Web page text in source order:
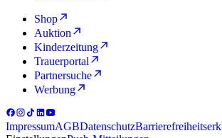
Shop
Auktion
Kinderzeitung
Trauerportal
Partnersuche
Werbung
ImpressumAGBDatenschutz